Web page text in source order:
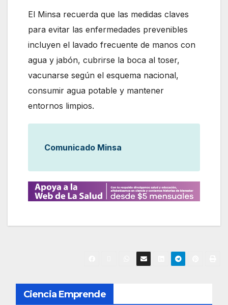
El Minsa recuerda que las medidas claves
para evitar las enfermedades prevenibles
incluyen el lavado frecuente de manos con
agua y jabón, cubrirse la boca al toser,
vacunarse según el esquema nacional,
consumir agua potable y mantener
entornos limpios.
Comunicado Minsa
N
Ciencia Emprende